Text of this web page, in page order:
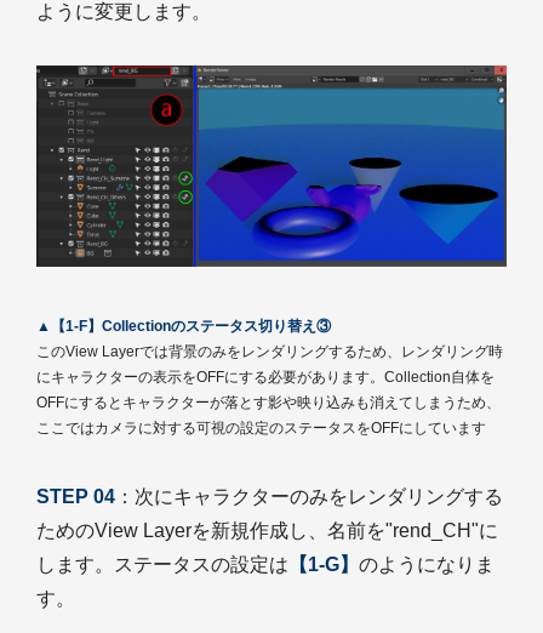
ように変更します。
▲【1-F】Collectionのステータス切り替え③
このView Layerでは背景のみをレンダリングするため、レンダリング時
にキャラクターの表示をOFFにする必要があります。Collection自体を
OFFにするとキャラクターが落とす影や映り込みも消えてしまうため、
ここではカメラに対する可視の設定のステータスをOFFにしています
STEP 04 ：次にキャラクターのみをレンダリングする
ためのView Layerを新規作成し、名前を"rend_CH"に
します。ステータスの設定は 【1-G】 のようになりま
す。